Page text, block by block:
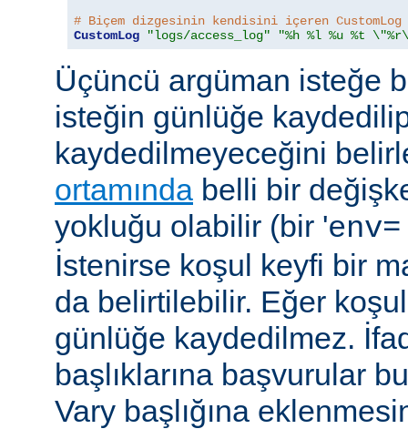
# Biçem dizgesinin kendisini içeren CustomLog
CustomLog
"logs/access_log" "%h %l %u %t
Üçüncü argüman isteğe
isteğin günlüğe
kaydedilmeyeceğini
ortamında belli bir
yokluğu olabilir (bir '
İstenirse koşul keyfi bir
da belirtilebilir. Eğer
günlüğe kaydedilmez.
başlıklarına başvurular
Vary başlığına